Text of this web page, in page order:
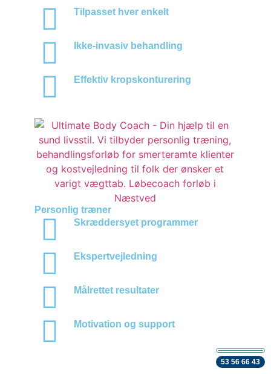
53 56 66 43
Tilpasset hver enkelt
Ikke-invasiv behandling
Effektiv kropskonturering
Personlig træner
Skræddersyet programmer
Ekspertvejledning
Målrettet resultater
Motivation og support